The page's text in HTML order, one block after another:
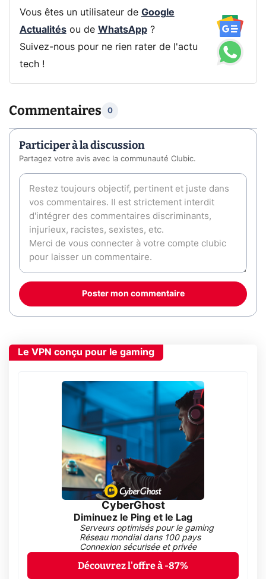
Vous êtes un utilisateur de Google
Actualitésou de WhatsApp?
Suivez-nous pour ne rien rater de l'actu
tech !
Commentaires 0
Participer à la discussion
Partagez votre avis avec la communauté Clubic.
Poster mon commentaire
Le VPN conçu pour le gaming
CyberGhost
Diminuez le Ping et le Lag
Serveurs optimisés pour le gaming
Réseau mondial dans 100 pays
Connexion sécurisée et privée
Découvrez l'offre à -87%